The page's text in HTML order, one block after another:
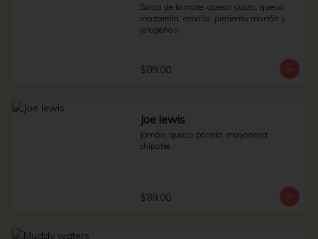
Salsa de tomate, queso suizo, queso
mozarella, cebolla, pimiento morrón y
jalapeños.
$89.00
Joe lewis
Jamón, queso panela, mayonesa
chipotle.
$89.00